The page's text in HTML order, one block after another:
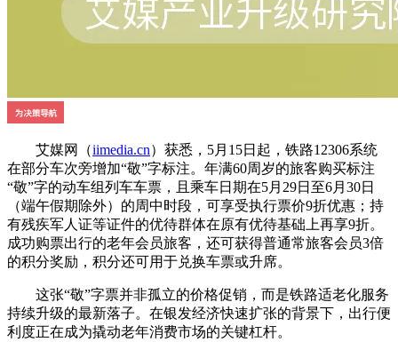
艾媒网（iimedia.cn）获悉，5月15日起，铁路12306系统
在部分车次旁增加“敬”字标注。年满60周岁的旅客购买标注
“敬”字的动车组列车车票，且乘车日期在5月29日至6月30日
（端午假期除外）的周中时段，可享受执行票价9折优惠；持
有残疾军人证等证件的优待群体在原有优待基础上再享9折。
成功购票出行的老年会员旅客，还可获得普通常旅客会员3倍
的积分奖励，积分还可用于兑换车票或升席。
这张“敬”字票并非孤立的价格促销，而是铁路适老化服务
持续升级的最新落子。在银发经济快速扩张的背景下，出行便
利度正在成为撬动老年消费市场的关键杠杆。